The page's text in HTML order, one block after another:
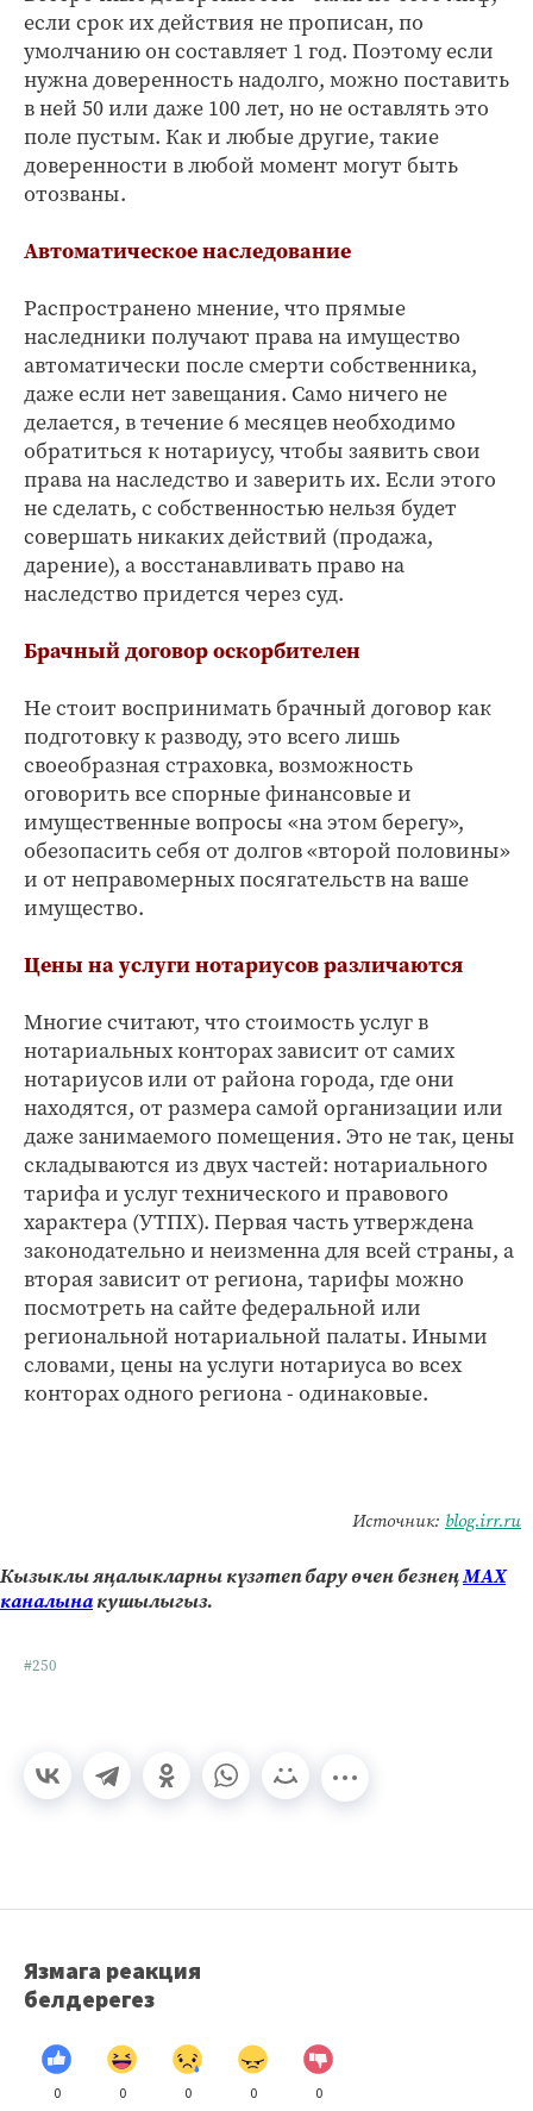
если срок их действия не прописан, по
умолчанию он составляет 1 год. Поэтому если
нужна доверенность надолго, можно поставить
в ней 50 или даже 100 лет, но не оставлять это
поле пустым. Как и любые другие, такие
доверенности в любой момент могут быть
отозваны.
Автоматическое наследование
Распространено мнение, что прямые
наследники получают права на имущество
автоматически после смерти собственника,
даже если нет завещания. Само ничего не
делается, в течение 6 месяцев необходимо
обратиться к нотариусу, чтобы заявить свои
права на наследство и заверить их. Если этого
не сделать, с собственностью нельзя будет
совершать никаких действий (продажа,
дарение), а восстанавливать право на
наследство придется через суд.
Брачный договор оскорбителен
Не стоит воспринимать брачный договор как
подготовку к разводу, это всего лишь
своеобразная страховка, возможность
оговорить все спорные финансовые и
имущественные вопросы «на этом берегу»,
обезопасить себя от долгов «второй половины»
и от неправомерных посягательств на ваше
имущество.
Цены на услуги нотариусов различаются
Многие считают, что стоимость услуг в
нотариальных конторах зависит от самих
нотариусов или от района города, где они
находятся, от размера самой организации или
даже занимаемого помещения. Это не так, цены
складываются из двух частей: нотариального
тарифа и услуг технического и правового
характера (УТПХ). Первая часть утверждена
законодательно и неизменна для всей страны, а
вторая зависит от региона, тарифы можно
посмотреть на сайте федеральной или
региональной нотариальной палаты. Иными
словами, цены на услуги нотариуса во всех
конторах одного региона - одинаковые.
Источник: blog.irr.ru
Кызыклы яңалыкларны күзәтеп бару өчен безнеңМАХ
каналынакушылыгыз.
#250
Язмага реакция
белдерегез
0 0 0 0 0